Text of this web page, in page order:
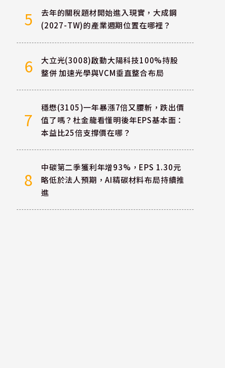
5
去年的關稅題材開始進入現實，大成鋼
(2027-TW)的產業週期位置在哪裡？
6
大立光(3008)啟動大陽科技100%持股
整併 加速光學與VCM垂直整合布局
7
穩懋(3105)一年暴漲7倍又腰斬，跌出價
值了嗎？杜金龍看懂明後年EPS基本面：
本益比25倍支撐價在哪？
8
中碳第二季獲利年增93%，EPS 1.30元
略低於法人預期，AI精碳材料布局持續推
進